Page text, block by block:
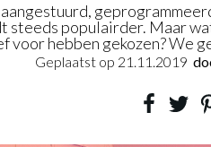
steeds populairder. Maar
voor hebben gekozen? We
Geplaatst op 21.11.2019